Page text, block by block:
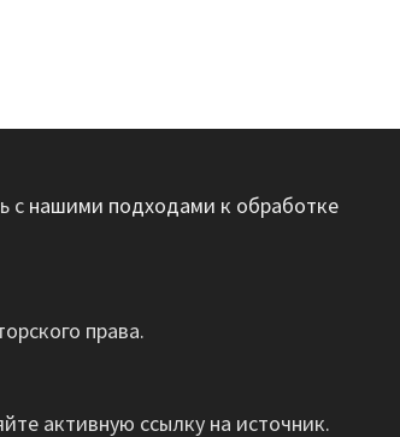
с нашими подходами к обработке
права.
активную ссылку на источник.